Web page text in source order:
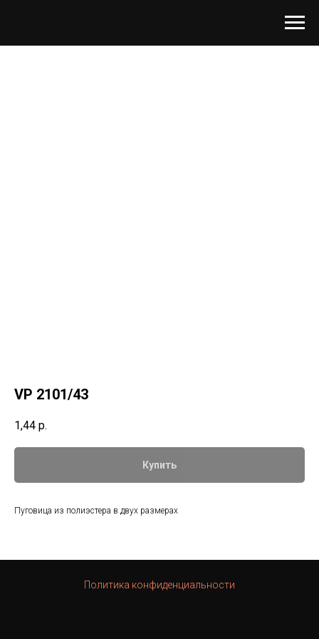
VP 2101/43
1,44 р.
Купить
Пуговица из полиэстера в двух размерах
Политика конфиденциальности